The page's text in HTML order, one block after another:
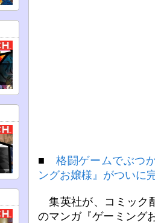
■格闘ゲームでぶつ
ングお嬢様』がついに
集英社が、コミック
のマンガ『ゲーミング